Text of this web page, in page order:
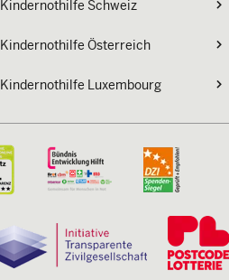
Kindernothilfe Schweiz
Kindernothilfe Österreich
Kindernothilfe Luxembourg